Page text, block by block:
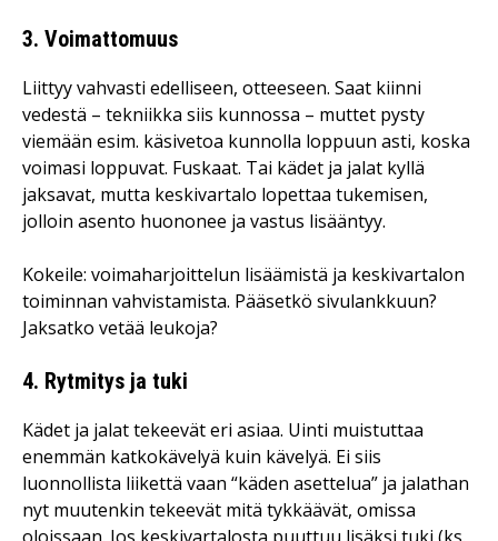
3. Voimattomuus
Liittyy vahvasti edelliseen, otteeseen. Saat kiinni
vedestä – tekniikka siis kunnossa – muttet pysty
viemään esim. käsivetoa kunnolla loppuun asti, koska
voimasi loppuvat. Fuskaat. Tai kädet ja jalat kyllä
jaksavat, mutta keskivartalo lopettaa tukemisen,
jolloin asento huononee ja vastus lisääntyy.
Kokeile: voimaharjoittelun lisäämistä ja keskivartalon
toiminnan vahvistamista. Pääsetkö sivulankkuun?
Jaksatko vetää leukoja?
4. Rytmitys ja tuki
Kädet ja jalat tekeevät eri asiaa. Uinti muistuttaa
enemmän katkokävelyä kuin kävelyä. Ei siis
luonnollista liikettä vaan “käden asettelua” ja jalathan
nyt muutenkin tekeevät mitä tykkäävät, omissa